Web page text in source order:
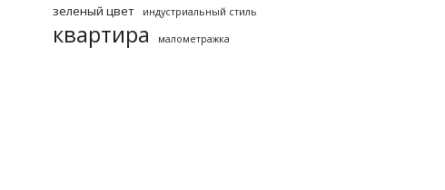
зеленый цвет индустриальный стиль
квартира малометражка